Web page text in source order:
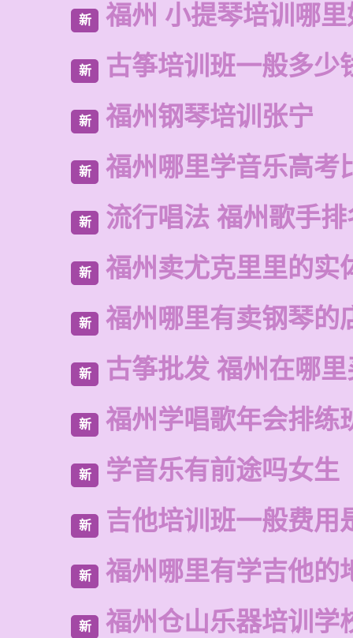
新 福州 小提琴培训哪
新 古筝培训班一般多少
新 福州钢琴培训张宁
新 福州哪里学音乐高考
新 流行唱法 福州歌手排
新 福州卖尤克里里的实
新 福州哪里有卖钢琴的
新 古筝批发 福州在哪
新 福州学唱歌年会排练
新 学音乐有前途吗女生
新 吉他培训班一般费用
新 福州哪里有学吉他的
新 福州仓山乐器培训学